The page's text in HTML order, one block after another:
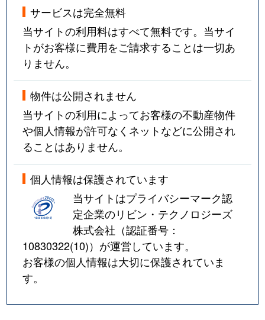
サービスは完全無料
当サイトの利用料はすべて無料です。当サイ
トがお客様に費用をご請求することは一切あ
りません。
物件は公開されません
当サイトの利用によってお客様の不動産物件
や個人情報が許可なくネットなどに公開され
ることはありません。
個人情報は保護されています
当サイトはプライバシーマーク認
定企業のリビン・テクノロジーズ
株式会社（認証番号：
10830322(10)）が運営しています。
お客様の個人情報は大切に保護されていま
す。